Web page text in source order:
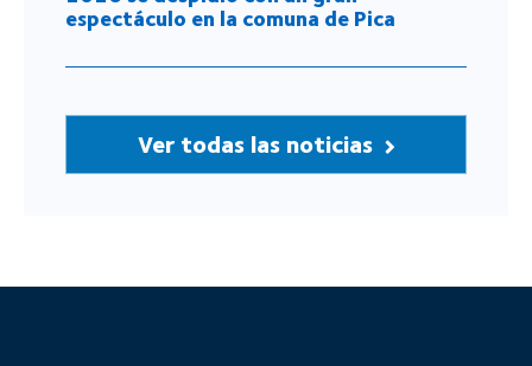
espectáculo en la comuna de Pica
Ver todas las noticias